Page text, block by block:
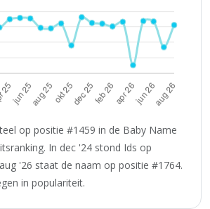
op positie #1459 in de Baby Name
In dec '24 stond Ids op
'26 staat de naam op positie #1764.
in populariteit.